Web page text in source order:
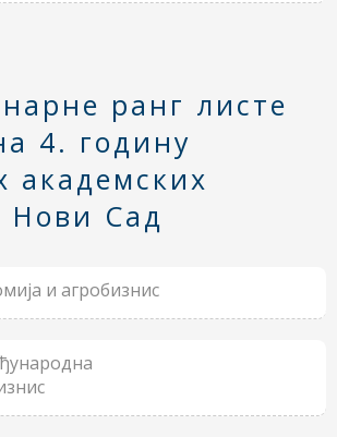
ранг листе
4. годину
академских
Нови Сад
и агробизнис